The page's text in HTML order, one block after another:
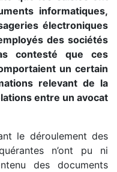
informatiques,
électroniques
des sociétés
contesté que ces
un certain
relevant de la
entre un avocat
le déroulement des
n’ont pu ni
des documents